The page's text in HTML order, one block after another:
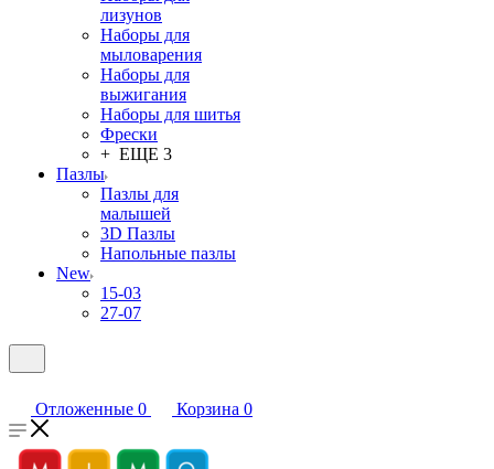
лизунов
Наборы для
мыловарения
Наборы для
выжигания
Наборы для шитья
Фрески
+ ЕЩЕ 3
Пазлы
Пазлы для
малышей
3D Пазлы
Напольные пазлы
New
15-03
27-07
Отложенные 0 Корзина 0